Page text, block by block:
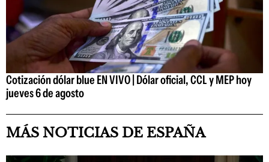
Cotización dólar blue EN VIVO | Dólar oficial, CCL y MEP hoy
jueves 6 de agosto
MÁS NOTICIAS DE ESPAÑA